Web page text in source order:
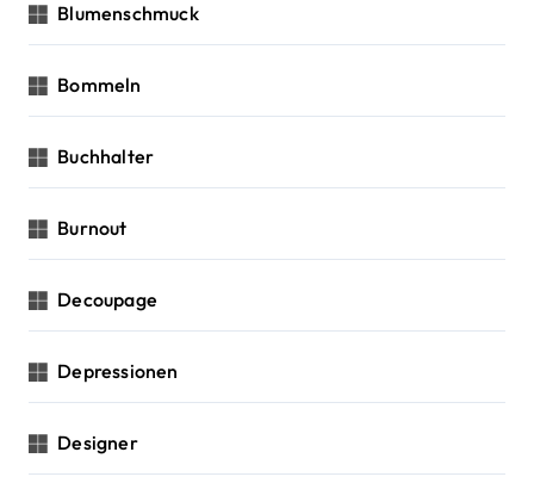
Blumenschmuck
Bommeln
Buchhalter
Burnout
Decoupage
Depressionen
Designer